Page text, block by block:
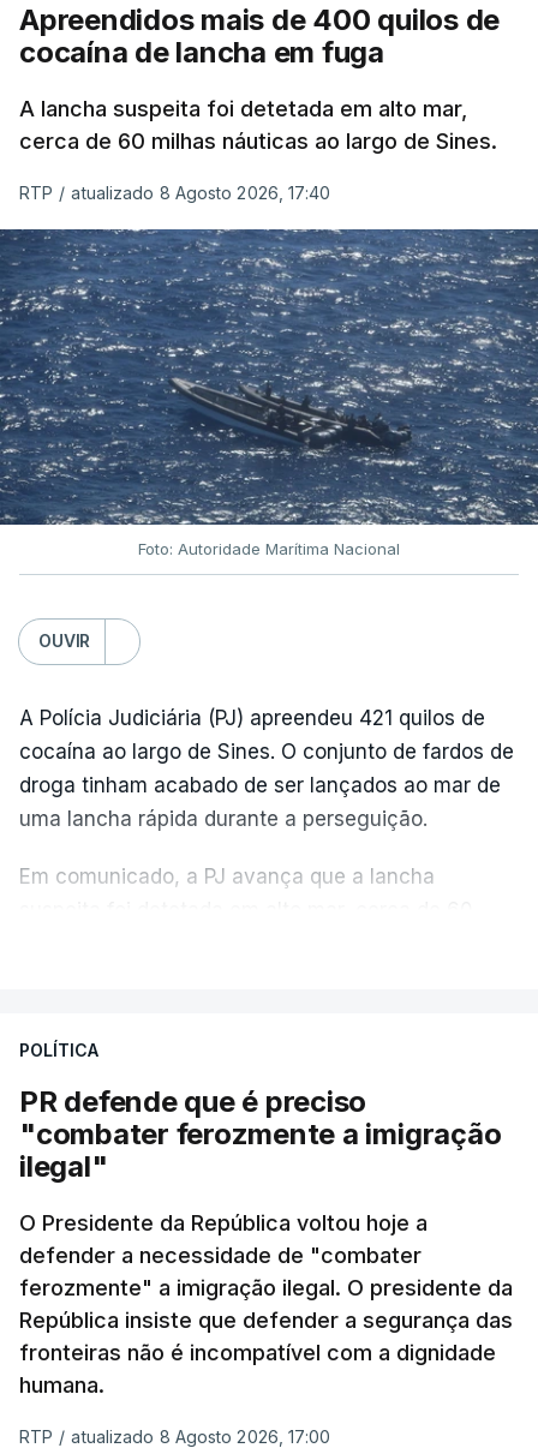
Apreendidos mais de 400 quilos de
cocaína de lancha em fuga
A lancha suspeita foi detetada em alto mar,
cerca de 60 milhas náuticas ao largo de Sines.
RTP / atualizado 8 Agosto 2026, 17:40
Foto: Autoridade Marítima Nacional
OUVIR
A Polícia Judiciária (PJ) apreendeu 421 quilos de
cocaína ao largo de Sines. O conjunto de fardos de
droga tinham acabado de ser lançados ao mar de
uma lancha rápida durante a perseguição.
Em comunicado, a PJ avança que a lancha
desencadeando uma ação de prevenção
articulação com a Marinha, a Autoridade Marítima
Nacional e a Força Aérea.
apreendida mais cocaína até ao momento de que
em todo o ano de 2025.
A ação de prevenção visa a deteção em alto mar
de embarcações de alta velocidade (EAV) que
utilizam a costa nacional para o tráfico de droga.
c/ Lusa
POLÍTICA
PR defende que é preciso
"combater ferozmente a imigração
ilegal"
O Presidente da República voltou hoje a
defender a necessidade de "combater
ferozmente" a imigração ilegal. O presidente da
República insiste que defender a segurança das
fronteiras não é incompatível com a dignidade
humana.
RTP / atualizado 8 Agosto 2026, 17:00